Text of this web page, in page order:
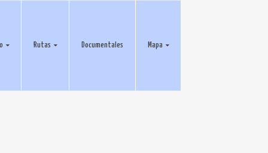
Rutas Documentales Mapa